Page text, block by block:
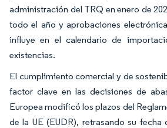
administración del TRQ en enero de
todo el año y aprobaciones
influye en el calendario de
existencias.
El cumplimiento comercial y de
factor clave en las decisiones de
Europea modificó los plazos del
de la UE (EUDR), retrasando su